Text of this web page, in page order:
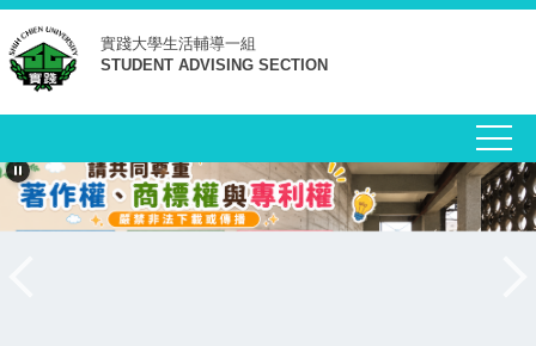
跳
到
主
要
容
區
實踐大學生活輔導一組
STUDENT ADVISING SECTION